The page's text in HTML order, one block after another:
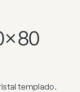
templado.